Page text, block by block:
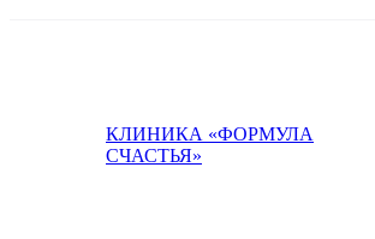
КЛИНИКА «ФОРМУЛА
СЧАСТЬЯ»